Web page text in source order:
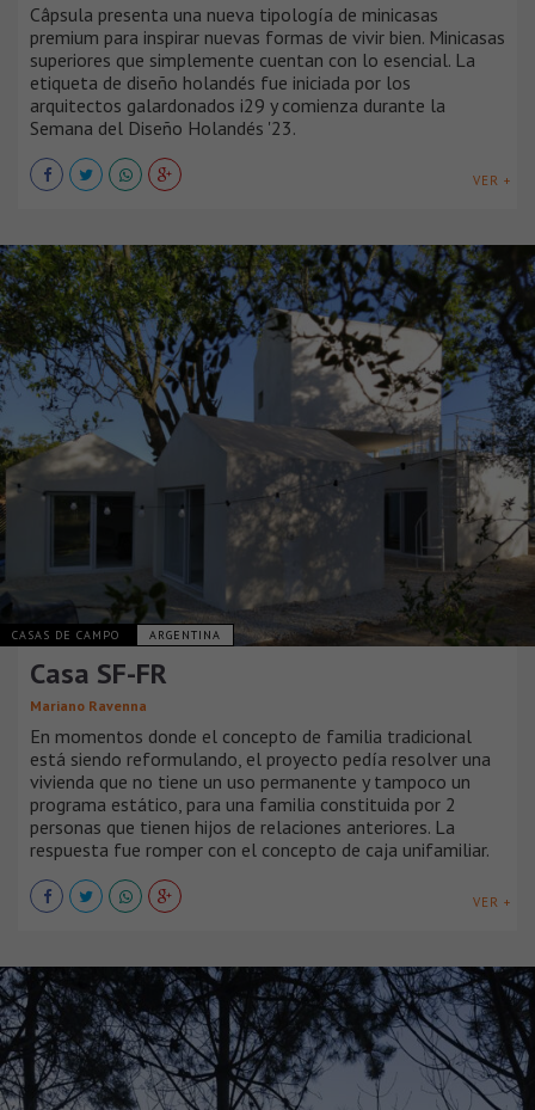
Câpsula presenta una nueva tipología de minicasas
premium para inspirar nuevas formas de vivir bien. Minicasas
superiores que simplemente cuentan con lo esencial. La
etiqueta de diseño holandés fue iniciada por los
arquitectos galardonados i29 y comienza durante la
Semana del Diseño Holandés '23.
VER +
CASAS DE CAMPO ARGENTINA
Casa SF-FR
Mariano Ravenna
En momentos donde el concepto de familia tradicional
está siendo reformulando, el proyecto pedía resolver una
vivienda que no tiene un uso permanente y tampoco un
programa estático, para una familia constituida por 2
personas que tienen hijos de relaciones anteriores. La
respuesta fue romper con el concepto de caja unifamiliar.
VER +